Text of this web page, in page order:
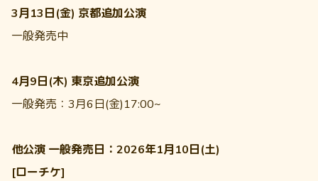
3月13日(金) 京都追加公演
一般発売中
4月9日(木) 東京追加公演
一般発売：3月6日(金)17:00~
他公演 一般発売日：2026年1月10日(土)
[ローチケ]